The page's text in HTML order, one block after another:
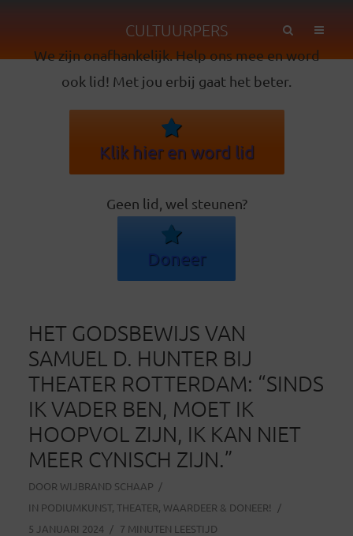
CULTUURPERS
We zijn onafhankelijk. Help ons mee en word
ook lid! Met jou erbij gaat het beter.
Klik hier en word lid
Geen lid, wel steunen?
Doneer
HET GODSBEWIJS VAN
SAMUEL D. HUNTER BIJ
THEATER ROTTERDAM: “SINDS
IK VADER BEN, MOET IK
HOOPVOL ZIJN, IK KAN NIET
MEER CYNISCH ZIJN.”
DOOR WIJBRAND SCHAAP
IN PODIUMKUNST, THEATER, WAARDEER & DONEER!
5 JANUARI 2024
7 MINUTEN LEESTIJD